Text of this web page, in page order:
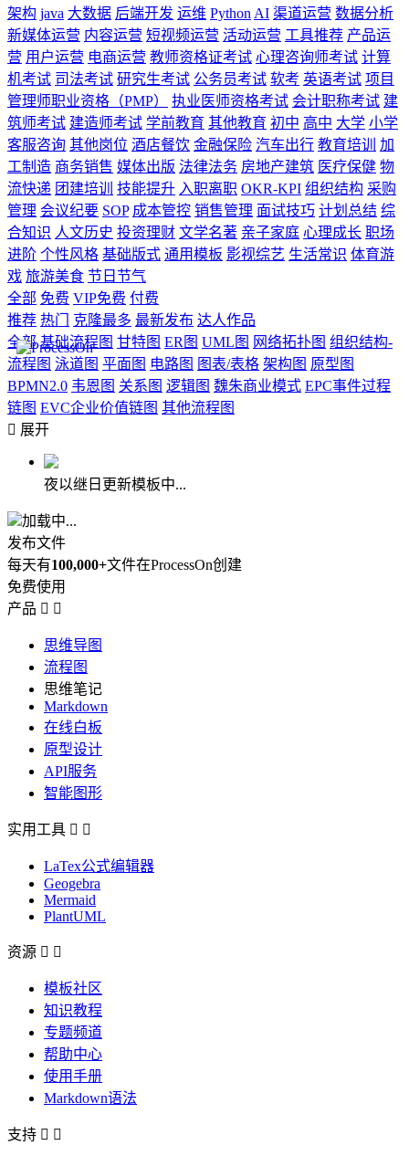
架构 java 大数据 后端开发 运维 Python AI 渠道运营 数据分析
新媒体运营 内容运营 短视频运营 活动运营 工具推荐 产品运
营 用户运营 电商运营 教师资格证考试 心理咨询师考试 计算
机考试 司法考试 研究生考试 公务员考试 软考 英语考试 项目
管理师职业资格（PMP）
执业医师资格考试 会计职称考试 建
筑师考试 建造师考试 学前教育 其他教育 初中 高中 大学 小学
客服咨询 其他岗位 酒店餐饮 金融保险 汽车出行 教育培训
加
工制造 商务销售 媒体出版 法律法务 房地产建筑 医疗保健 物
流快递 团建培训 技能提升 入职离职 OKR-KPI 组织结构 采购
管理 会议纪要 SOP 成本管控 销售管理 面试技巧 计划总结 综
合知识 人文历史 投资理财 文学名著 亲子家庭 心理成长 职场
进阶 个性风格 基础版式 通用模板 影视综艺 生活常识 体育游
戏 旅游美食 节日节气
全部 免费 VIP免费 付费
推荐 热门 克隆最多 最新发布 达人作品
全部 基础流程图 甘特图 ER图 UML图 网络拓扑图 组织结构-
流程图 泳道图 平面图 电路图 图表/表格 架构图 原型图
BPMN2.0 韦恩图 关系图 逻辑图 魏朱商业模式 EPC事件过程
链图 EVC企业价值链图 其他流程图
 展开
夜以继日更新模板中...
加载中...
发布文件
每天有100,000+文件在ProcessOn创建
免费使用
产品  
思维导图
流程图
思维笔记
Markdown
在线白板
原型设计
API服务
智能图形
实用工具  
LaTex公式编辑器
Geogebra
Mermaid
PlantUML
资源  
模板社区
知识教程
专题频道
帮助中心
使用手册
Markdown语法
支持  